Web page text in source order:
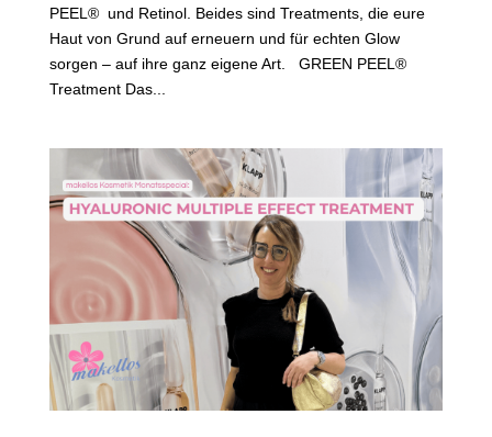
PEEL® und Retinol. Beides sind Treatments, die eure
Haut von Grund auf erneuern und für echten Glow
sorgen – auf ihre ganz eigene Art. GREEN PEEL®
Treatment Das...